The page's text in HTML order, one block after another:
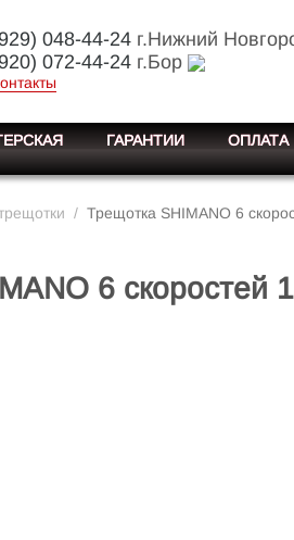
048-44-24г.Нижний
072-44-24г.Бор
ГАРАНТИИ ОПЛАТА
/ Трещотка SHIMANO 6
6 скоростей